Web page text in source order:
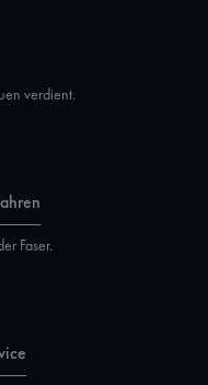
verdient.
Faser.